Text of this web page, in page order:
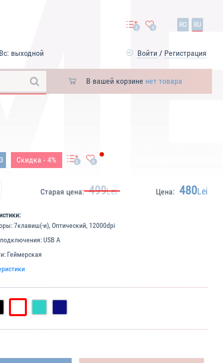
Вс: выходной
0 0 RO RU
Войти / Регистрация
В вашей корзине нет товара
Скидка - 4% 0 0
Старая цена: 499Lei Цена: 480Lei
7клавиш(-и), Оптический, 12000dpi
USB A
Геймерская